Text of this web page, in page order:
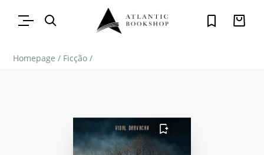
Homepage / Ficção /
FAVORITO